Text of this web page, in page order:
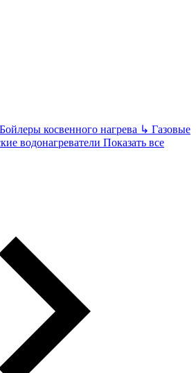
Бойлеры косвенного нагрева ↳ Газовые
водонагреватели Показать все